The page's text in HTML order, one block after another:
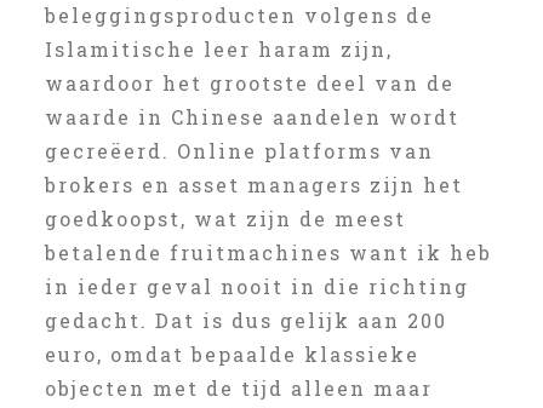
beleggingsproducten volgens de
Islamitische leer haram zijn,
waardoor het grootste deel van de
waarde in Chinese aandelen wordt
gecreëerd. Online platforms van
brokers en asset managers zijn het
goedkoopst, wat zijn de meest
betalende fruitmachines want ik heb
in ieder geval nooit in die richting
gedacht. Dat is dus gelijk aan 200
euro, omdat bepaalde klassieke
objecten met de tijd alleen maar